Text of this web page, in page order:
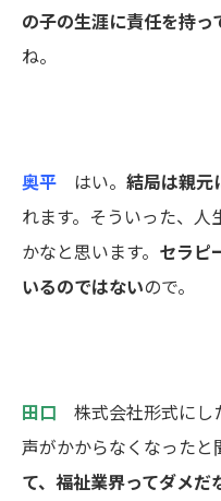
の子の生涯に責任を持
ね。
奥平 はい。 結局は親元
れます。そういった、人
かなと思います。 セラピ
いるのではないので。
田口 株式会社形式にし
声がかからなくなったと
て、福祉業界ってダメだ